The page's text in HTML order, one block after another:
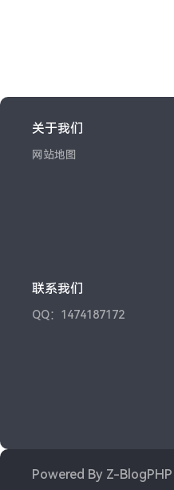
关于我们
网站地图
联系我们
QQ：1474187172
Powered By Z-BlogPHP